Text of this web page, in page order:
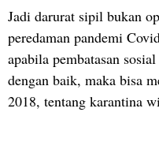
Jadi darurat sipil bukan
peredaman pandemi
apabila pembatasan
dengan baik, maka bisa
2018, tentang karantina